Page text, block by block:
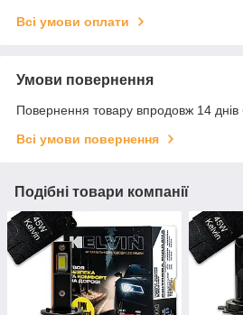
Всі умови оплати
Умови повернення
Повернення товару впродовж 14 днів
Всі умови повернення
Подібні товари компанії